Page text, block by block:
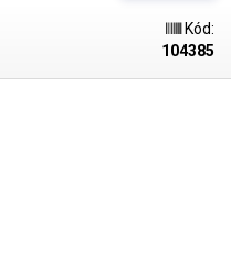
Kód:
104385